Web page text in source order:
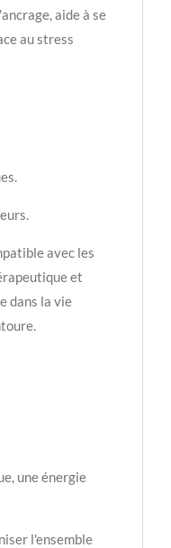
aide à se
au stress
avec les
et
dans la vie
une énergie
l'ensemble